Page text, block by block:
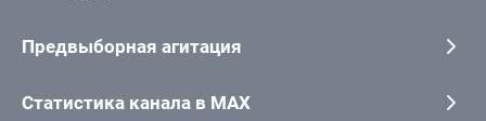
Предвыборная агитация
Статистика канала в MAX